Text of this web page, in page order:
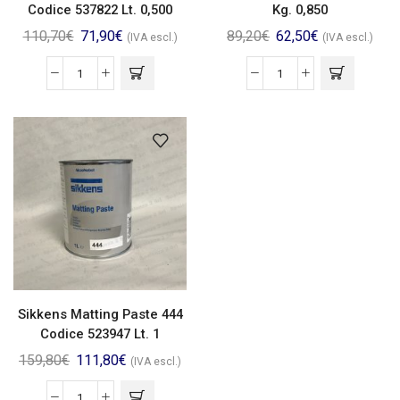
Codice 537822 Lt. 0,500
110,70€ 71,90€ (IVA escl.)
Kg. 0,850
89,20€ 62,50€ (IVA escl.)
Sikkens Matting Paste 444
Codice 523947 Lt. 1
159,80€ 111,80€ (IVA escl.)